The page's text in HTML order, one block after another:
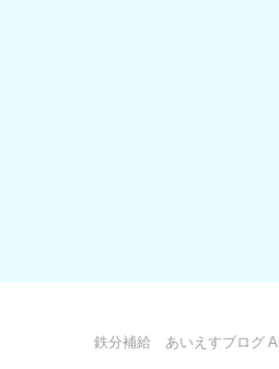
鉄分補給 あいえすブログ